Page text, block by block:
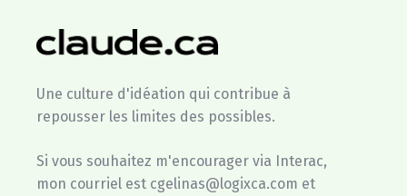
Une culture d'idéation qui contribue à
repousser les limites des possibles.
Si vous souhaitez m'encourager via Interac,
mon courriel est cgelinas@logixca.com et